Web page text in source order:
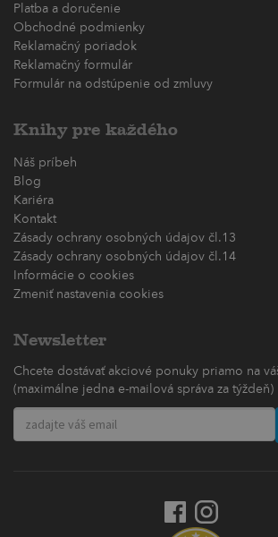
Platba a doručenie
Obchodné podmienky
Reklamačný poriadok
Reklamačný formulár
Formulár na odstúpenie od zmluvy
Knihy pre každého
Náš príbeh
Blog
Kariéra
Kontakt
Zásady ochrany osobných údajov čl.13
Zásady ochrany osobných údajov čl.14
Informácie o cookies
Zmeniť nastavenia cookies
Newsletter
Chcete dostávať akciové ponuky priamo na
(maximálne jedna e-mailová správa za týždeň)